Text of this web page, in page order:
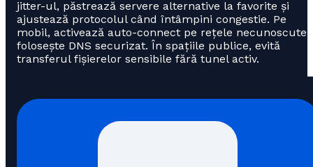
jitter-ul, păstrează servere alternative la favorite și
ajustează protocolul când întâmpini congestie. Pe
mobil, activează auto-connect pe rețele necunoscute
folosește DNS securizat. În spațiile publice, evită
transferul fișierelor sensibile fără tunel activ.